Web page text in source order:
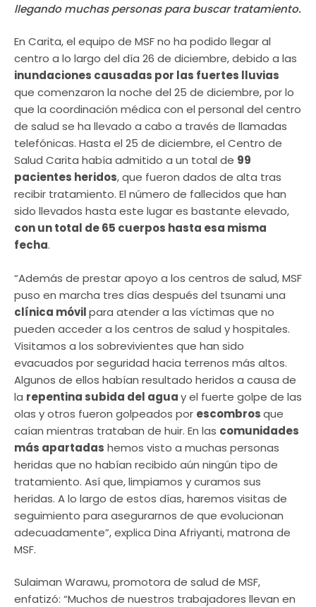
llegando muchas personas para buscar tratamiento.
En Carita, el equipo de MSF no ha podido llegar al
centro a lo largo del día 26 de diciembre, debido a las
inundaciones causadas por las fuertes lluvias
que comenzaron la noche del 25 de diciembre, por lo
que la coordinación médica con el personal del centro
de salud se ha llevado a cabo a través de llamadas
telefónicas. Hasta el 25 de diciembre, el Centro de
Salud Carita había admitido a un total de 99
pacientes heridos, que fueron dados de alta tras
recibir tratamiento. El número de fallecidos que han
sido llevados hasta este lugar es bastante elevado,
con un total de 65 cuerpos hasta esa misma
fecha.
“Además de prestar apoyo a los centros de salud, MSF
puso en marcha tres días después del tsunami una
clínica móvilpara atender a las víctimas que no
pueden acceder a los centros de salud y hospitales.
Visitamos a los sobrevivientes que han sido
evacuados por seguridad hacia terrenos más altos.
Algunos de ellos habían resultado heridos a causa de
la repentina subida del aguay el fuerte golpe de las
olas y otros fueron golpeados por escombrosque
caían mientras trataban de huir. En las comunidades
más apartadas hemos visto a muchas personas
heridas que no habían recibido aún ningún tipo de
tratamiento. Así que, limpiamos y curamos sus
heridas. A lo largo de estos días, haremos visitas de
seguimiento para asegurarnos de que evolucionan
adecuadamente”, explica Dina Afriyanti, matrona de
MSF.
Sulaiman Warawu, promotora de salud de MSF,
enfatizó: “Muchos de nuestros trabajadores llevan en